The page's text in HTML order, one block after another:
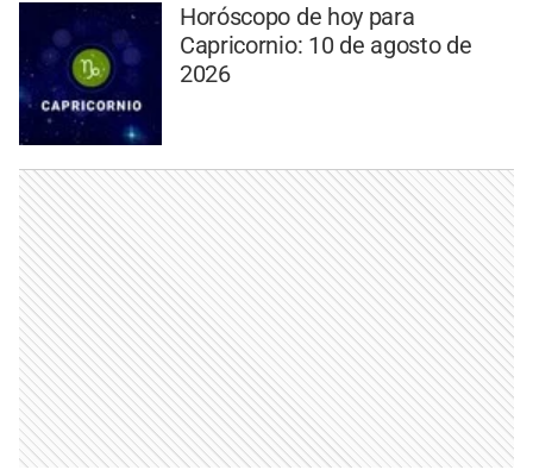
Horóscopo de hoy para
Capricornio: 10 de agosto de
2026